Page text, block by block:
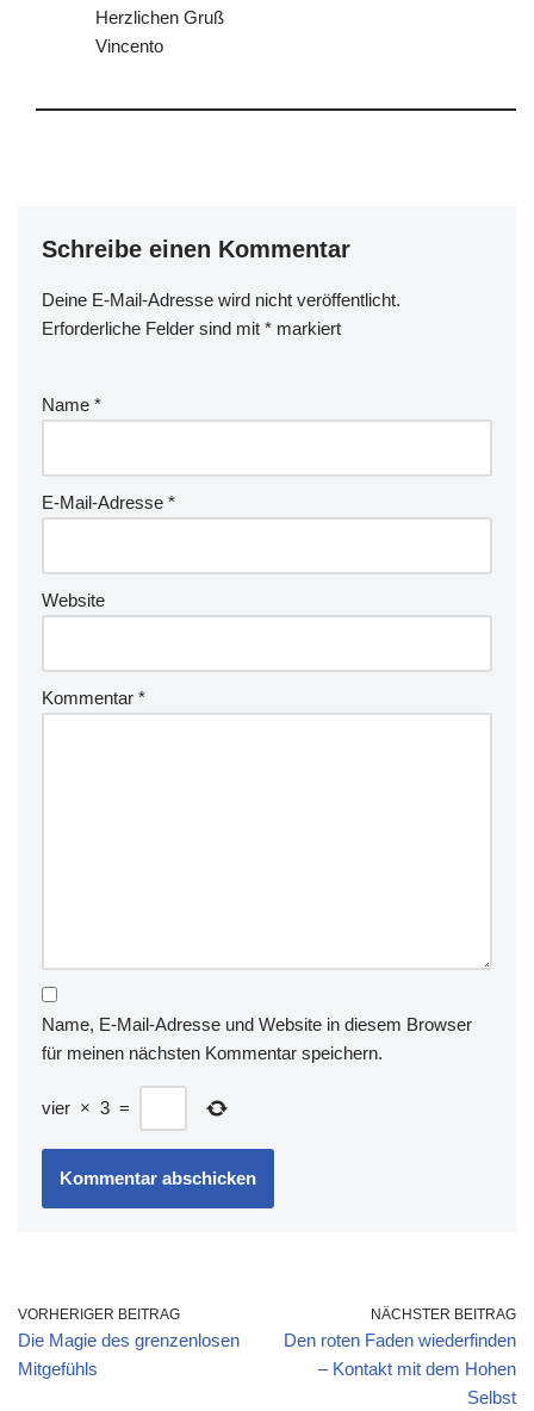
Herzlichen Gruß
Vincento
Schreibe einen Kommentar
Deine E-Mail-Adresse wird nicht veröffentlicht.
Erforderliche Felder sind mit * markiert
Name *
E-Mail-Adresse *
Website
Kommentar *
Name, E-Mail-Adresse und Website in diesem Browser
für meinen nächsten Kommentar speichern.
vier × 3 =
VORHERIGER BEITRAG
Die Magie des grenzenlosen
Mitgefühls
NÄCHSTER BEITRAG
Den roten Faden wiederfinden
– Kontakt mit dem Hohen
Selbst